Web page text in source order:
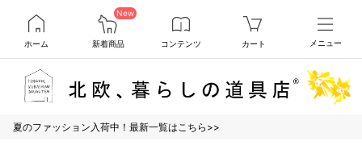
ホーム
New
新着商品 コンテンツ カート メニュー
夏のファッション入荷中！最新一覧はこちら>>